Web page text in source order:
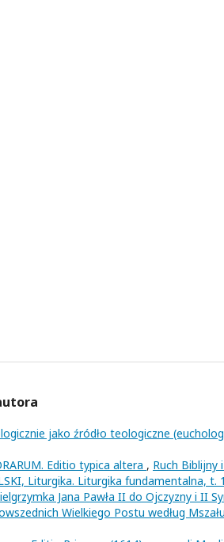
jako źródło teologiczne
Editio typica altera , Ruch Biblijny
Liturgika. Liturgika fundamentalna, t.
Jana Pawła II do Ojczyzny i II
Wielkiego Postu według